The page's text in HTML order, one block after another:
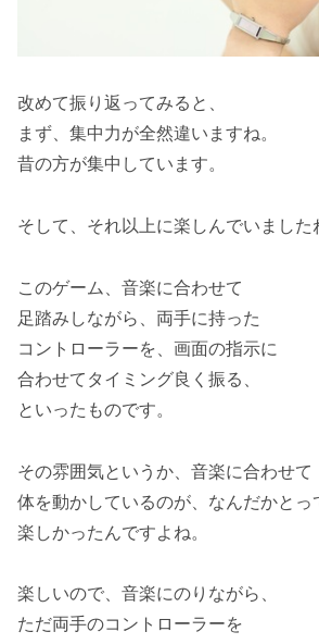
改めて振り返ってみると、
まず、集中力が全然違いますね。
昔の方が集中しています。
そして、それ以上に楽しんでいました
このゲーム、音楽に合わせて
足踏みしながら、両手に持った
コントローラーを、画面の指示に
合わせてタイミング良く振る、
といったものです。
その雰囲気というか、音楽に合わせて
体を動かしているのが、なんだかとっ
楽しかったんですよね。
楽しいので、音楽にのりながら、
ただ両手のコントローラーを